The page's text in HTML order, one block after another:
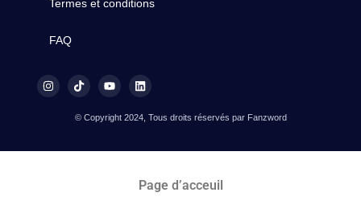
Termes et conditions
FAQ
© Copyright 2024, Tous droits réservés par Fanzword
Page d’acceuil